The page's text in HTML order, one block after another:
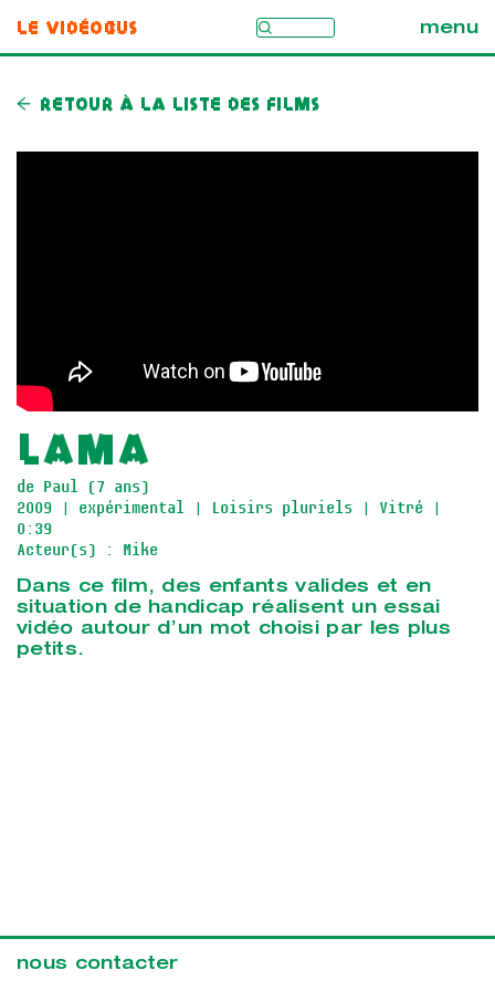
Le Vidéobus menu
Retour à la liste des films
Lama
de Paul (7 ans)
2009
| expérimental | Loisirs pluriels | Vitré
|
0:39
Acteur(s) : Mike
Dans ce film, des enfants valides et en
situation de handicap réalisent un essai
vidéo autour d’un mot choisi par les plus
petits.
nous contacter